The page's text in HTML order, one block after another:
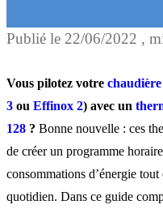
Publié le 22/06/2022 ,
Vous pilotez votre chaudière
3 ou Effinox 2) avec un
128 ? Bonne nouvelle : ces
de créer un programme
consommations d’énergie
quotidien. Dans ce guide